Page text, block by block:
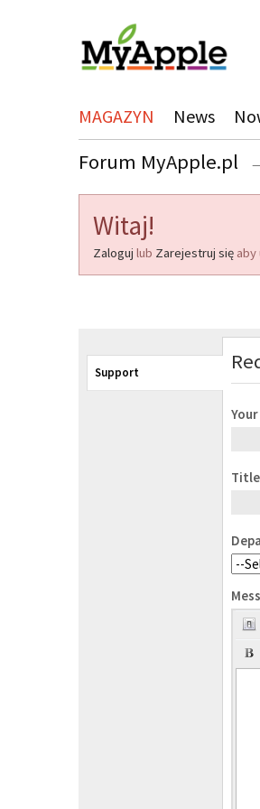
MAGAZYN News
Forum MyApple.pl
Witaj!
Zaloguj lub Zarejestruj się aby
Support
Title